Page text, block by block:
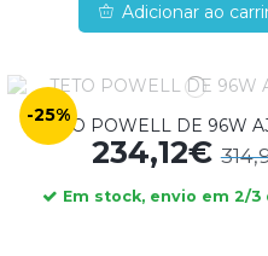
Adicionar ao
-25%
TETO POWELL DE 96W
234,12€
Em stock, envio em 2/3